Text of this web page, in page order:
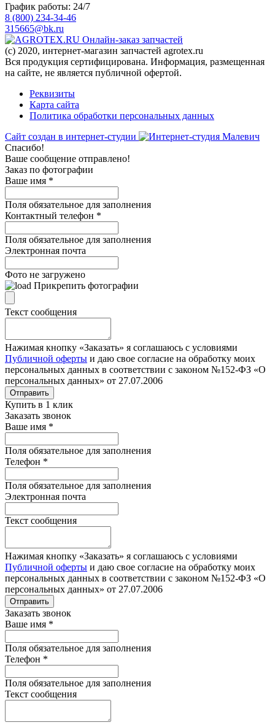
График работы: 24/7
8 (800) 234-34-46
315665@bk.ru
Онлайн-заказ запчастей
(c) 2020, интернет-магазин запчастей agrotex.ru
Вся продукция сертифицирована. Информация, размещенная
на сайте, не является публичной офертой.
Реквизиты
Карта сайта
Политика обработки персональных данных
Сайт создан в интернет-студии
Спасибо!
Ваше сообщение отправлено!
Заказ по фотографии
Ваше имя *
Поля обязательное для заполнения
Контактный телефон *
Поля обязательное для заполнения
Электронная почта
Фото не загружено
Прикрепить фотографии
Текст сообщения
Нажимая кнопку «Заказать» я соглашаюсь с условиями
Публичной оферты и даю свое согласие на обработку моих
персональных данных в соответствии с законом №152-ФЗ «О
персональных данных» от 27.07.2006
Отправить
Купить в 1 клик
Заказать звонок
Ваше имя *
Поля обязательное для заполнения
Телефон *
Поля обязательное для заполнения
Электронная почта
Текст сообщения
Нажимая кнопку «Заказать» я соглашаюсь с условиями
Публичной оферты и даю свое согласие на обработку моих
персональных данных в соответствии с законом №152-ФЗ «О
персональных данных» от 27.07.2006
Отправить
Заказать звонок
Ваше имя *
Поля обязательное для заполнения
Телефон *
Поля обязательное для заполнения
Текст сообщения